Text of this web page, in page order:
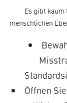
Es gibt
menschlichen
Öffnen